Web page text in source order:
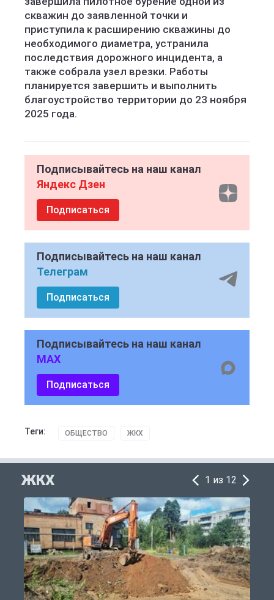
скважин до заявленной точки и
приступила к расширению скважины до
необходимого диаметра, устранила
последствия дорожного инцидента, а
также собрала узел врезки. Работы
планируется завершить и выполнить
благоустройство территории до 23 ноября
2025 года.
Подписывайтесь на наш канал
Яндекс Дзен
Подписаться
Подписывайтесь на наш канал
Телеграм
Подписаться
Подписывайтесь на наш канал
MAX
Подписаться
Теги: ОБЩЕСТВО ЖКХ
ЖКХ 1 из 12